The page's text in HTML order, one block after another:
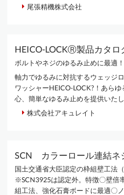
尾張精機株式会社
HEICO-LOCKⓇ製品カタロ
ボルトやネジのゆるみ止めに最適！
軸力でゆるみに対抗するウェッジ
ワッシャーHEICO-LOCK?！あら
心、簡単なゆるみ止めを提供いたし
株式会社アキュレイト
SCN カラーロール連結ネ
国土交通省大臣認定の枠組壁工法
※SCN3925は認定外。特徴〇壁倍
組工法、強化石膏ボードに最適〇